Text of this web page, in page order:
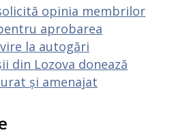
opinia membrilor
aprobarea
la autogări
din Lozova donează
şi amenajat